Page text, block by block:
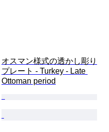
オスマン様式の透かし彫り
プレート - Turkey - Late
Ottoman period